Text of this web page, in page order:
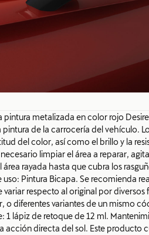
metalizada en color rojo
de la carrocería del vehículo.
del color, así como el brillo y la
limpiar el área a reparar,
rayada hasta que cubra los
Pintura Bicapa. Se recomienda
respecto al original por
o diferentes variantes de un mismo
1 lápiz de retoque de 12 ml.
acción directa del sol. Este